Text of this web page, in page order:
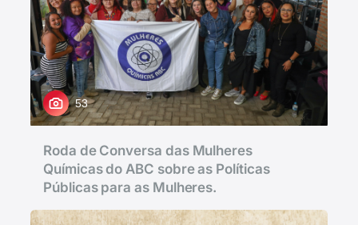
53
Roda de Conversa das Mulheres
Químicas do ABC sobre as Políticas
Públicas para as Mulheres.